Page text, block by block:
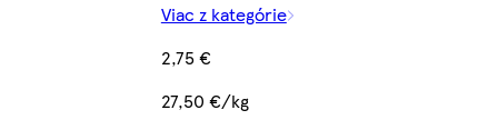
Viac z kategórie
2,75 €
27,50 €/kg